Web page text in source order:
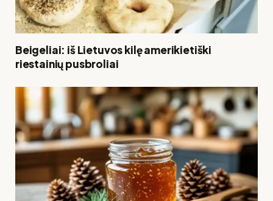
Beigeliai: iš Lietuvos kilę amerikietiški
riestainių pusbroliai